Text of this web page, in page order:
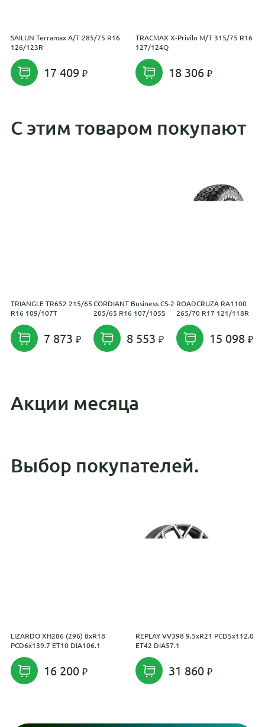
SAILUN Terramax A/T 285/75 R16
126/123R
17 409
TRACMAX X-Privilo M/T 315/75 R16
127/124Q
18 306
С этим товаром покупают
TRIANGLE TR652 215/65
R16 109/107T
7 873
CORDIANT Business CS-2
205/65 R16 107/105S
8 553
ROADCRUZA RA1100
265/70 R17 121/118R
15 098
Акции месяца
Выбор покупателей.
LIZARDO XH286 (296) 8xR18
PCD6x139.7 ET10 DIA106.1
16 200
REPLAY VV398 9.5xR21 PCD5x112.0
ET42 DIA57.1
31 860